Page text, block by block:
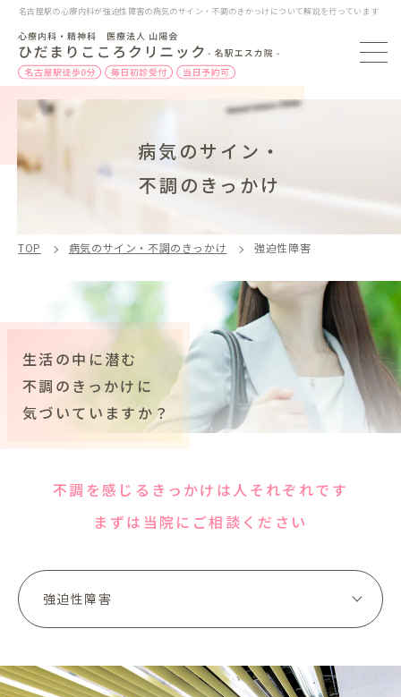
名古屋駅の心療内科が強迫性障害の病気のサイン・不調のきかっけについて解説を行っています
病気のサイン・
不調のきっかけ
TOP 病気のサイン・不調のきっかけ 強迫性障害
生活の中に潜む
不調のきっかけに
気づいていますか？
不調を感じるきっかけは人それぞれです
まずは当院にご相談ください